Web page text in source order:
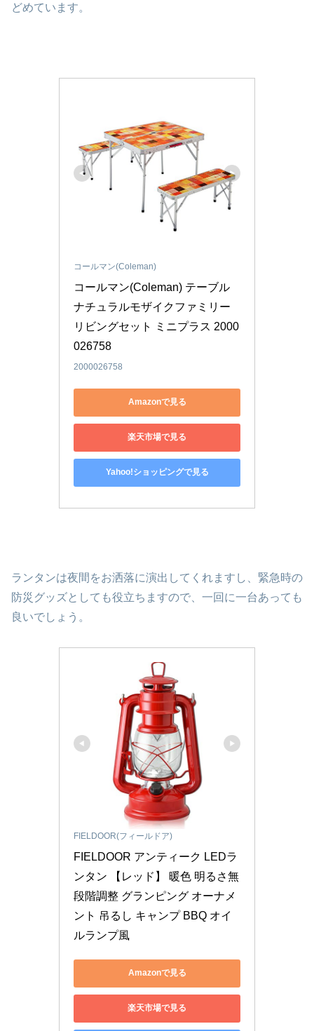
どめています。
コールマン(Coleman)
コールマン(Coleman) テーブル
ナチュラルモザイクファミリー
リビングセット ミニプラス 2000
026758
2000026758
Amazonで見る
楽天市場で見る
Yahoo!ショッピングで見る
ランタンは夜間をお洒落に演出してくれますし、緊急時の
防災グッズとしても役立ちますので、一回に一台あっても
良いでしょう。
FIELDOOR(フィールドア)
FIELDOOR アンティーク LEDラ
ンタン 【レッド】 暖色 明るさ無
段階調整 グランピング オーナメ
ント 吊るし キャンプ BBQ オイ
ルランプ風
Amazonで見る
楽天市場で見る